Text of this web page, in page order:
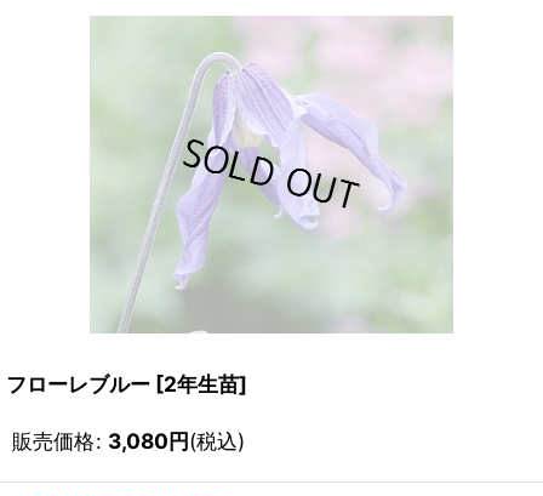
フローレブルー [2年生苗]
販売価格: 3,080円(税込)